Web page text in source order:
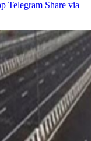
Telegram Share via